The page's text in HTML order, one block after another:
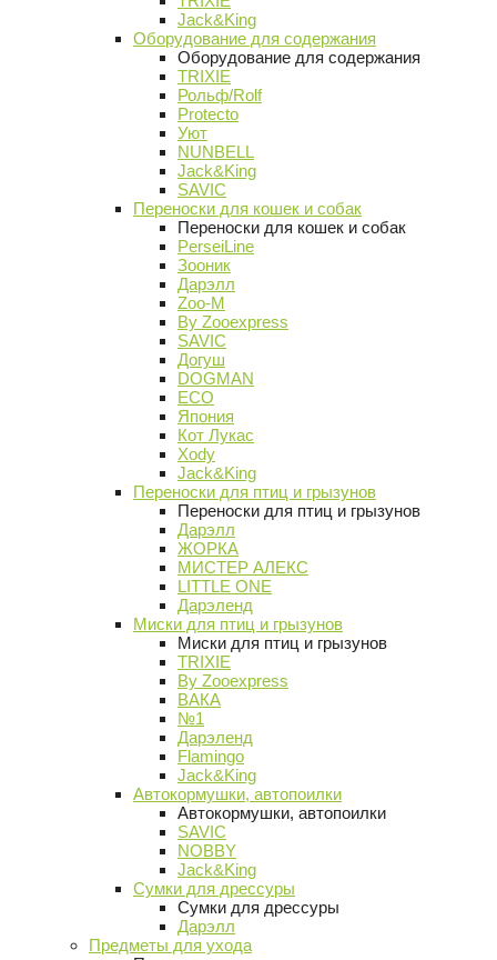
Jack&King
Оборудование для содержания
Оборудование для содержания
TRIXIE
Рольф/Rolf
Protecto
Уют
NUNBELL
Jack&King
SAVIC
Переноски для кошек и собак
Переноски для кошек и собак
PerseiLine
Зооник
Дарэлл
Zoo-M
By Zooexpress
SAVIC
Догуш
DOGMAN
ECO
Япония
Кот Лукас
Xody
Jack&King
Переноски для птиц и грызунов
Переноски для птиц и грызунов
Дарэлл
ЖОРКА
МИСТЕР АЛЕКС
LITTLE ONE
Дарэленд
Миски для птиц и грызунов
Миски для птиц и грызунов
TRIXIE
By Zooexpress
ВАКА
№1
Дарэленд
Flamingo
Jack&King
Автокормушки, автопоилки
Автокормушки, автопоилки
SAVIC
NOBBY
Jack&King
Сумки для дрессуры
Сумки для дрессуры
Дарэлл
Предметы для ухода